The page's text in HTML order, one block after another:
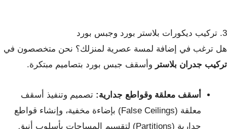
3. تركيب ديكورات بلاستر بورد وجبس بورد
هل ترغب في إضافة لمسة عصرية لمنزلك؟ نحن متخصصون في
تركيب جدران بلاستر وأسقف جبس بورد بتصاميم مبتكرة.
أسقف معلقة وقواطع جدارية: تصميم وتنفيذ أسقف
معلقة (False Ceilings) بإضاءة مخفية، وإنشاء قواطع
جدارية (Partitions) لتقسيم المساحات بأسلوب أنيق